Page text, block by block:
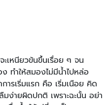
ะเหนียวข้นขึ้นเรื่อย ๆ จน
ทำให้สมองไม่มีน้ำไปหล่อ
ารเริ่มแรก คือ เริ่มเนือย คิด
ง่ายผิดปกติ เพราะฉะนั้น อย่า